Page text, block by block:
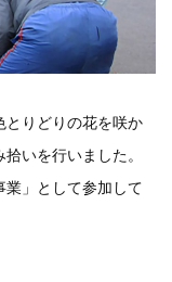
とりどりの花を咲か
いを行いました。
業」として参加して